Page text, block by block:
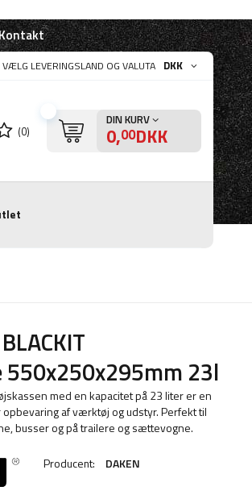
VÆLG LEVERINGSLAND OG VALUTA DKK
(0)
DIN KURV
0,00DKK
23l
med en kapacitet på 23 liter er en
af værktøj og udstyr. Perfekt til
busser og på trailere og sættevogne.
Producent: DAKEN